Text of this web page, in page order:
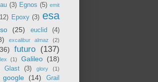
(3) Egnos (5) emit
Epoxy (3) esa
(25) euclid (4)
excalibur almaz (2)
futuro (137)
(1) Galileo (18)
Glast (3) glory (1)
google (14)
Grail